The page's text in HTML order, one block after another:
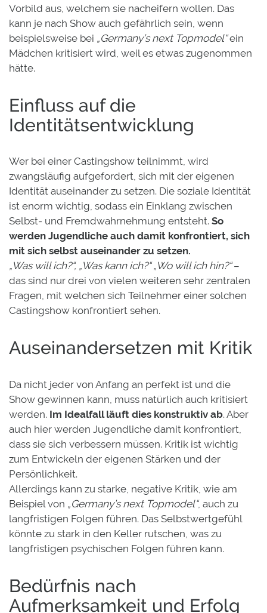
Vorbild aus, welchem sie nacheifern wollen. Das
kann je nach Show auch gefährlich sein, wenn
beispielsweise bei „Germany’s next Topmodel“ein
Mädchen kritisiert wird, weil es etwas zugenommen
hätte.
Einfluss auf die
Identitätsentwicklung
Wer bei einer Castingshow teilnimmt, wird
zwangsläufig aufgefordert, sich mit der eigenen
Identität auseinander zu setzen. Die soziale Identität
ist enorm wichtig, sodass ein Einklang zwischen
Selbst- und Fremdwahrnehmung entsteht. So
werden Jugendliche auch damit konfrontiert, sich
mit sich selbst auseinander zu setzen.
„Was will ich?“, „Was kann ich?“ „Wo will ich hin?“–
das sind nur drei von vielen weiteren sehr zentralen
Fragen, mit welchen sich Teilnehmer einer solchen
Castingshow konfrontiert sehen.
Auseinandersetzen mit Kritik
Da nicht jeder von Anfang an perfekt ist und die
Show gewinnen kann, muss natürlich auch kritisiert
werden. Im Idealfall läuft dies konstruktiv ab. Aber
auch hier werden Jugendliche damit konfrontiert,
dass sie sich verbessern müssen. Kritik ist wichtig
zum Entwickeln der eigenen Stärken und der
Persönlichkeit.
Allerdings kann zu starke, negative Kritik, wie am
Beispiel von „Germany’s next Topmodel“, auch zu
langfristigen Folgen führen. Das Selbstwertgefühl
könnte zu stark in den Keller rutschen, was zu
langfristigen psychischen Folgen führen kann.
Bedürfnis nach
Aufmerksamkeit und Erfolg